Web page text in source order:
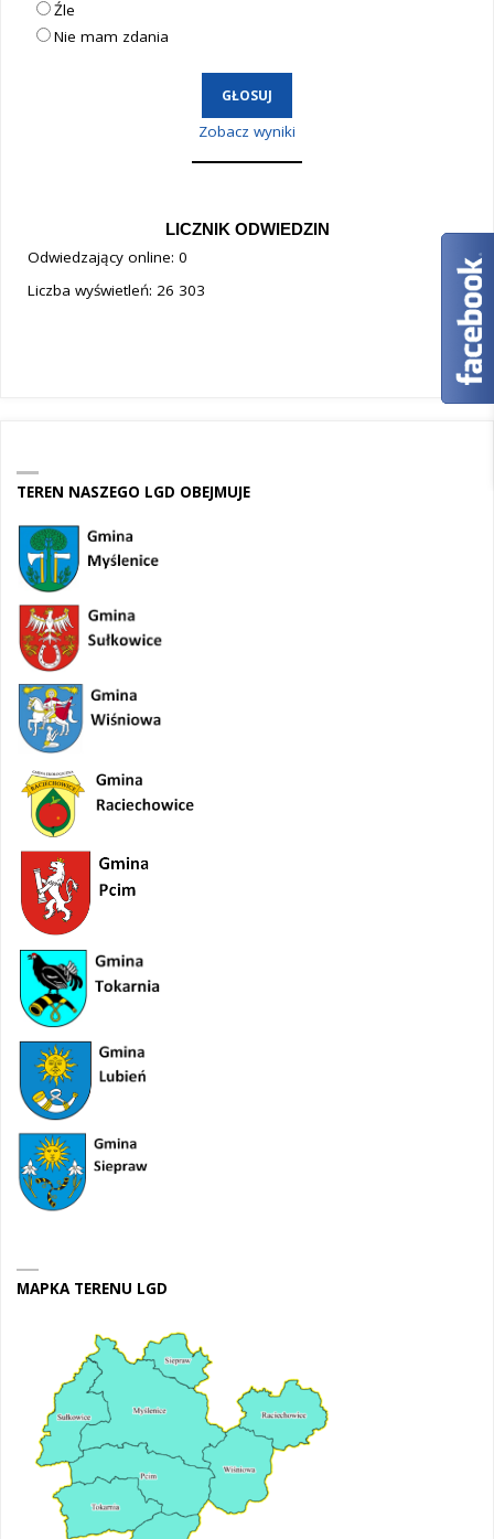
Źle
Nie mam zdania
Zobacz wyniki
LICZNIK ODWIEDZIN
Odwiedzający online: 0
Liczba wyświetleń: 26 303
TEREN NASZEGO LGD OBEJMUJE
MAPKA TERENU LGD